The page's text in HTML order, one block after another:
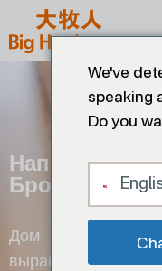
Напольное
Бройлеров
Дом
выращивание
We've
speaking
Do you